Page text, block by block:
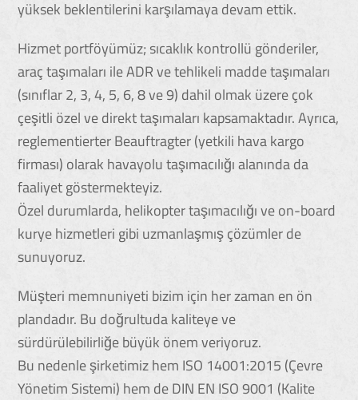
yüksek beklentilerini karşılamaya devam ettik.
Hizmet portföyümüz; sıcaklık kontrollü gönderiler,
araç taşımaları ile ADR ve tehlikeli madde taşımaları
(sınıflar 2, 3, 4, 5, 6, 8 ve 9) dahil olmak üzere çok
çeşitli özel ve direkt taşımaları kapsamaktadır. Ayrıca,
reglementierter Beauftragter (yetkili hava kargo
firması) olarak havayolu taşımacılığı alanında da
faaliyet göstermekteyiz.
Özel durumlarda, helikopter taşımacılığı ve on-board
kurye hizmetleri gibi uzmanlaşmış çözümler de
sunuyoruz.
Müşteri memnuniyeti bizim için her zaman en ön
plandadır. Bu doğrultuda kaliteye ve
sürdürülebilirliğe büyük önem veriyoruz.
Bu nedenle şirketimiz hem ISO 14001:2015 (Çevre
Yönetim Sistemi) hem de DIN EN ISO 9001 (Kalite